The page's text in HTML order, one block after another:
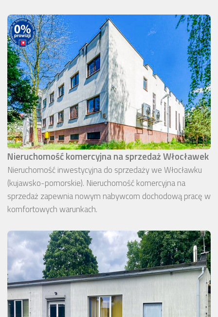
Nieruchomość komercyjna na sprzedaż Włocławek
Nieruchomość inwestycyjna do sprzedaży we Włocławku
(kujawsko-pomorskie). Nieruchomość komercyjna na
sprzedaż zapewnia nowym nabywcom dochodową pracę w
komfortowych warunkach.